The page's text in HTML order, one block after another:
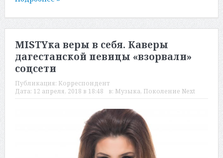
МISTYка веры в себя. Каверы
дагестанской певицы «взорвали»
соцсети
Публикация: Корреспондент
Дата: 12 апреля, 2018 в 18:48 в: Музыка, Поколение Next